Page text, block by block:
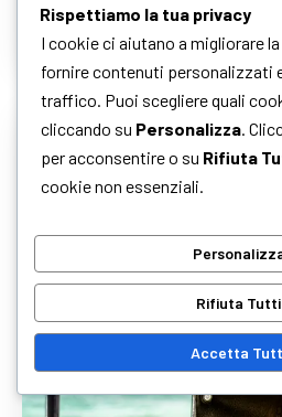
Sail & Explore Albisola e
Scopri
Rispettiamo la tua privacy
I cookie ci aiutano a migliorare
fornire contenuti personalizzati
traffico. Puoi scegliere quali
cliccando su Personalizza .
per acconsentire o su Rifiuta
cookie non essenziali.
Rifiuta Tutti
Accetta